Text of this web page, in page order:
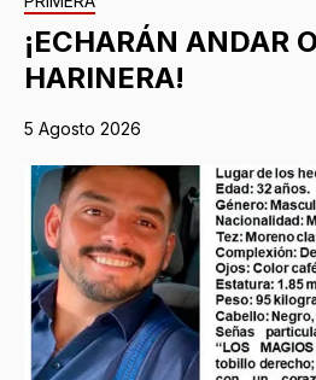
¡ECHARÁN ANDAR
HARINERA!
5 Agosto 2026